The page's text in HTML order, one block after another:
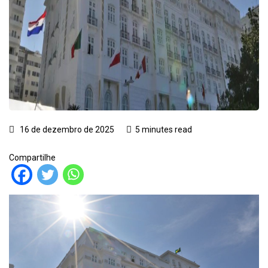
16 de dezembro de 2025 5 minutes read
Compartilhe